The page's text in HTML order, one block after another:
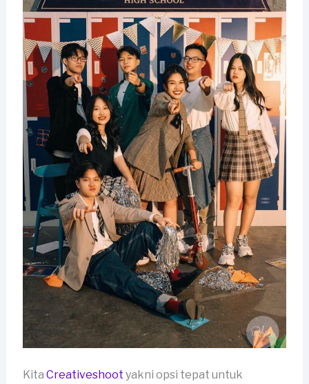
Kita Creativeshoot yakni opsi tepat untuk